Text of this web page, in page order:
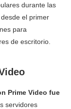
durante las
el primer
para
de escritorio.
Prime Video fue
servidores